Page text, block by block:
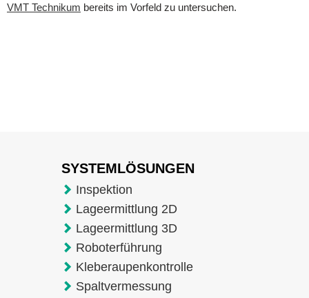
VMT Technikum bereits im Vorfeld zu untersuchen.
SYSTEMLÖSUNGEN
Inspektion
Lageermittlung 2D
Lageermittlung 3D
Roboterführung
Kleberaupenkontrolle
Spaltvermessung